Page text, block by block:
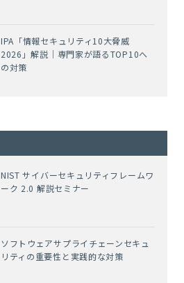
IPA「情報セキュリティ10大脅威
2026」解説｜専門家が語るTOP10へ
の対策
NIST サイバーセキュリティフレームワ
ーク 2.0 解説セミナー
ソフトウェアサプライチェーンセキュ
リティの重要性と実践的な対策